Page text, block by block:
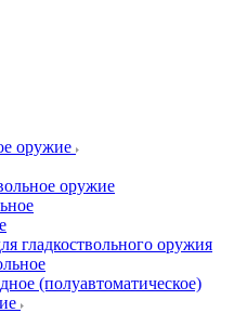
оружие
оружие
гладкоствольного оружия
(полуавтоматическое)